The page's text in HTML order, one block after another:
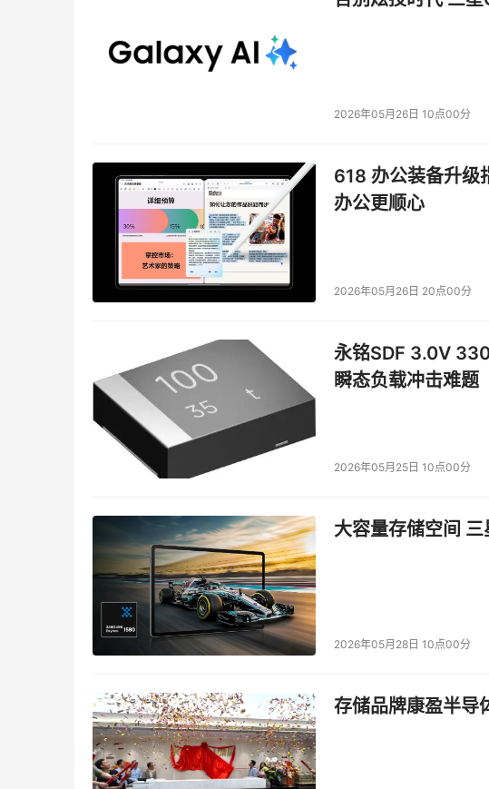
据了解， Intel 在 2007 年内仅有 1 款 45 纳米处理器上
持 3GHz ，支持 1333MHz FSB ，内建 12MB ( 6MB x 2 )
Intel Enhanced SpeedStep Technology 、 Intel 64
3 款 Yorkfield 处理器将会包括 Core 2 Quad Q9300 、
2.6GHz 及 2.83GHz ，支持 1333MHz FSB ，除了 Q9300
12MB ( 6MB x 2 ) L2 Cache ，支援 Intel Virtualization
Enhanced SpeedStep Technology 、 Intel 64
$316 及 $530 美元。
将会同时上阵，核心频率分别为 2.66GHz 、 3GHz 及
支援 Intel Virtualization Technology 、 Intel Trust
Technology 、 Intel 64 Technology 及 Execute Disable
65 纳米短期内仍是主力 预估明年 Q3 出现交替
台湾业内人士透露，根据 Intel最新桌面处理器规划，由于
价高昂的 Core 2 Extreme 系列，因此 45 纳米产品发布后
其后在 2008 年第一季，由于 45 纳米效能级至高端型号
出货将接近 2 成。 2008 年第二季， Intel 将会推出入门级
据Intel表示，45纳米处理器将会在2008年第三季迅速取
三季所占桌面处理器比例将达5成以上，出现制程世代交替。
2026年05月26日 10点00分
618 办公装备升级
办公更顺心
2026年05月26日 20点00分
永铭SDF 3.0V
瞬态负载冲击难题
2026年05月25日 10点00分
大容量存储空间
2026年05月28日 10点00分
存储品牌康盈半导